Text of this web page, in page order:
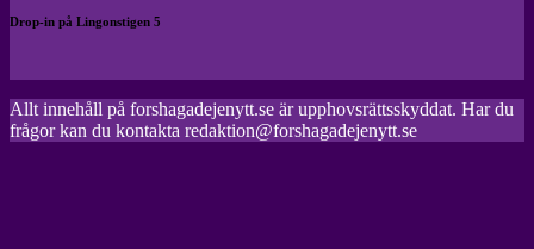
Drop-in på Lingonstigen 5
Allt innehåll på forshagadejenytt.se är upphovsrättsskyddat. Har du
frågor kan du kontakta redaktion@forshagadejenytt.se